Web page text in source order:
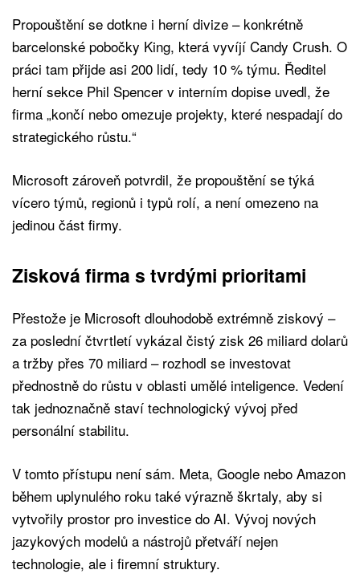
Propouštění se dotkne i herní divize – konkrétně
barcelonské pobočky King, která vyvíjí Candy Crush. O
práci tam přijde asi 200 lidí, tedy 10 % týmu. Ředitel
herní sekce Phil Spencer v interním dopise uvedl, že
firma „končí nebo omezuje projekty, které nespadají do
strategického růstu.“
Microsoft zároveň potvrdil, že propouštění se týká
vícero týmů, regionů i typů rolí, a není omezeno na
jedinou část firmy.
Zisková firma s tvrdými prioritami
Přestože je Microsoft dlouhodobě extrémně ziskový –
za poslední čtvrtletí vykázal čistý zisk 26 miliard dolarů
a tržby přes 70 miliard – rozhodl se investovat
přednostně do růstu v oblasti umělé inteligence. Vedení
tak jednoznačně staví technologický vývoj před
personální stabilitu.
V tomto přístupu není sám. Meta, Google nebo Amazon
během uplynulého roku také výrazně škrtaly, aby si
vytvořily prostor pro investice do AI. Vývoj nových
jazykových modelů a nástrojů přetváří nejen
technologie, ale i firemní struktury.